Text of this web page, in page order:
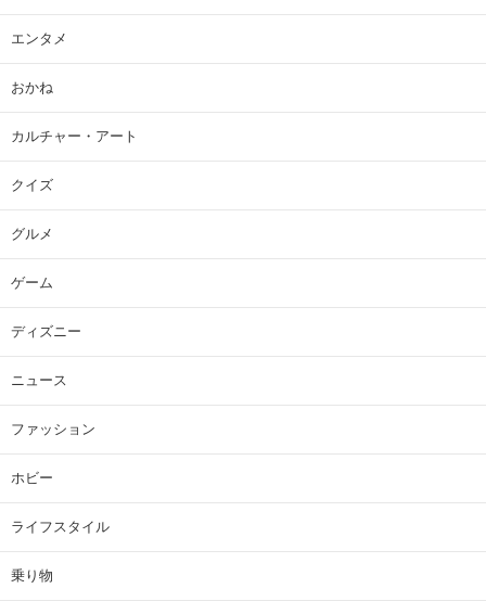
エンタメ
おかね
カルチャー・アート
クイズ
グルメ
ゲーム
ディズニー
ニュース
ファッション
ホビー
ライフスタイル
乗り物